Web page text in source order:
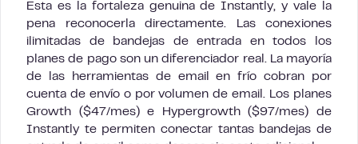
Esta es la fortaleza genuina de Instantly, y vale la
pena reconocerla directamente. Las conexiones
ilimitadas de bandejas de entrada en todos los
planes de pago son un diferenciador real. La mayoría
de las herramientas de email en frío cobran por
cuenta de envío o por volumen de email. Los planes
Growth ($47/mes) e Hypergrowth ($97/mes) de
Instantly te permiten conectar tantas bandejas de